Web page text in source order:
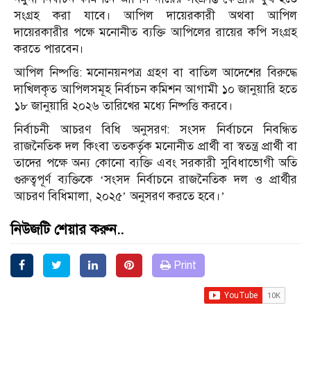
সংগ্রহ করা যাবে। আপিল দায়েরকারী অথবা আপিল
দায়েরকারীর পক্ষে মনোনীত ব্যক্তি আপিলের রায়ের কপি সংগ্রহ
করতে পারবেন।
আপিল নিষ্পত্তি: মনোনয়নপত্র গ্রহণ বা বাতিল আদেশের বিরুদ্ধে
দাখিলকৃত আপিলসমূহ নির্বাচন কমিশন আগামী ১০ জানুয়ারি হতে
১৮ জানুয়ারি ২০২৬ তারিখের মধ্যে নিষ্পত্তি করবে।
নির্বাচনী আচরণ বিধি অনুসরণ: সংসদ নির্বাচনে নিবন্ধিত
রাজনৈতিক দল কিংবা ততকর্তৃক মনোনীত প্রার্থী বা স্বতন্ত্র প্রার্থী বা
তাদের পক্ষে অন্য কোনো ব্যক্তি এবং সরকারী সুবিধাভোগী অতি
গুরুত্বপূর্ণ ব্যক্তিকে ‘সংসদ নির্বাচনে রাজনৈতিক দল ও প্রার্থীর
আচরণ বিধিমালা, ২০২৫’ অনুসরণ করতে হবে।’
নিউজটি শেয়ার করুন..
Print